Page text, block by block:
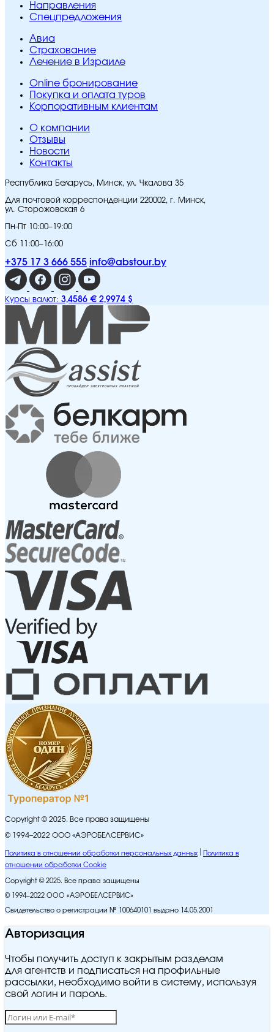
Направления
Спецпредложения
Авиа
Страхование
Лечение в Израиле
Online бронирование
Покупка и оплата туров
Корпоративным клиентам
O компании
Отзывы
Новости
Контакты
Республика Беларусь, Минск, ул. Чкалова 35
Для почтовой корреспонденции 220002, г. Минск,
ул. Сторожовская 6
Пн-Пт 10:00–19:00
Сб 11:00–16:00
+375 17 3 666 555 info@abstour.by
Курсы валют: 3,4586 € 2,9974 $
Copyright © 2025. Все права защищены
© 1994–2022 ООО «АЭРОБЕЛСЕРВИС»
Политика в отношении обработки персональных данных
Политика в
отношении обработки Cookie
Copyright © 2025. Все права защищены
© 1994–2022 ООО «АЭРОБЕЛСЕРВИС»
Свидетельство о регистрации № 100640101 выдано 14.05.2001
Авторизация
Чтобы получить доступ к закрытым разделам
для агентств и подписаться на профильные
рассылки, необходимо войти в систему, используя
свой логин и пароль.